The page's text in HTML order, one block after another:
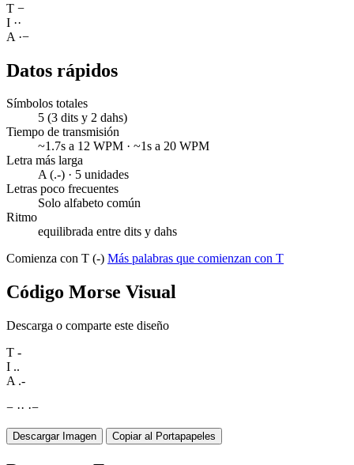
T −
I ··
A ·−
Datos rápidos
Símbolos totales
5 (3 dits y 2 dahs)
Tiempo de transmisión
~1.7s a 12 WPM · ~1s a 20 WPM
Letra más larga
A (.-) · 5 unidades
Letras poco frecuentes
Solo alfabeto común
Ritmo
equilibrada entre dits y dahs
Comienza con T (-) Más palabras que comienzan con T
Código Morse Visual
Descarga o comparte este diseño
T -
I ..
A .-
− ·· ·−
Descargar Imagen Copiar al Portapapeles